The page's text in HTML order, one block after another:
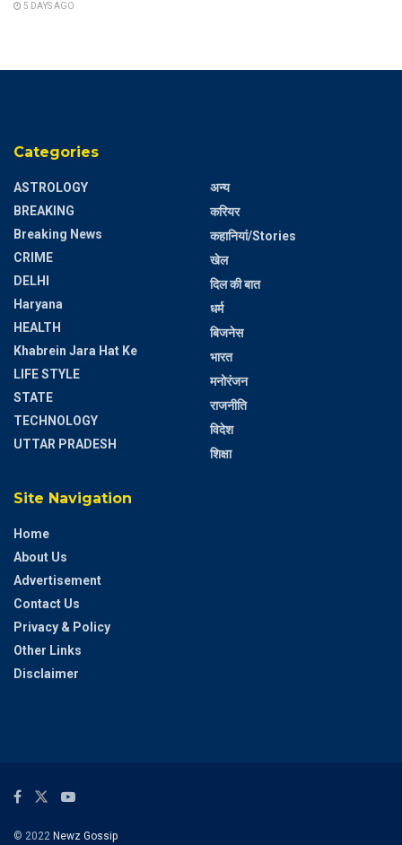
5 DAYS AGO
Categories
ASTROLOGY
BREAKING
Breaking News
CRIME
DELHI
Haryana
HEALTH
Khabrein Jara Hat Ke
LIFE STYLE
STATE
TECHNOLOGY
UTTAR PRADESH
अन्य
करियर
कहानियां/Stories
खेल
दिल की बात
धर्म
बिजनेस
भारत
मनोरंजन
राजनीति
विदेश
शिक्षा
Site Navigation
Home
About Us
Advertisement
Contact Us
Privacy & Policy
Other Links
Disclaimer
© 2022 Newz Gossip